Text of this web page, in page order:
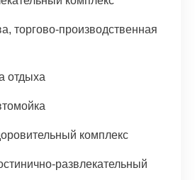
торгово-производственная
отдыха
комплекс
развлекательный